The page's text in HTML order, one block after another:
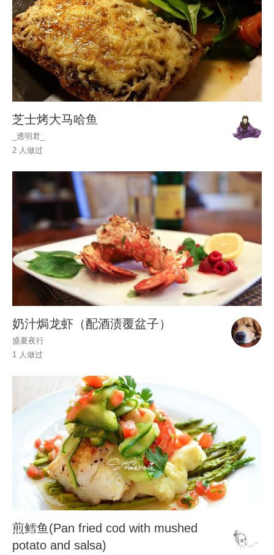
芝士烤大马哈鱼
_透明君_
2 人做过
奶汁焗龙虾（配酒渍覆盆子）
盛夏夜行
1 人做过
煎鳕鱼(Pan fried cod with mushed
potato and salsa)